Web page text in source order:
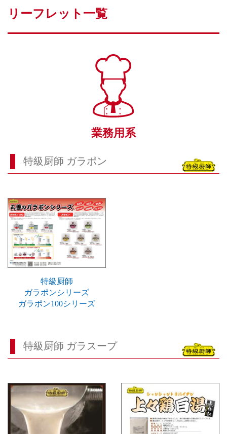
リーフレット一覧
業務用系
特級厨師 ガラポン
特級厨師
ガラポンシリーズ
ガラポン100シリーズ
特級厨師 ガラスープ